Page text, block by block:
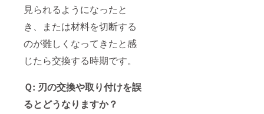
見られるようになったと
き、または材料を切断する
のが難しくなってきたと感
じたら交換する時期です。
Ｑ: 刃の交換や取り付けを誤
るとどうなりますか？